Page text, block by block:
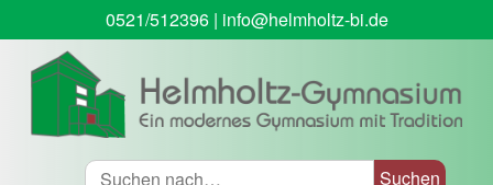
0521/512396| info@helmholtz-bi.de
Suche